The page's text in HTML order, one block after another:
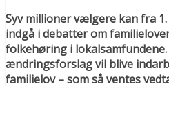
Syv millioner vælgere kan fra
indgå i debatterom
folkehøring i
ændringsforslag vil blive
familielov – som så ventes